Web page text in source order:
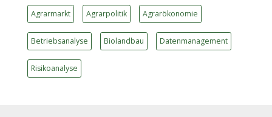
Agrarmarkt Agrarpolitik Agrarökonomie
Betriebsanalyse Biolandbau Datenmanagement
Risikoanalyse